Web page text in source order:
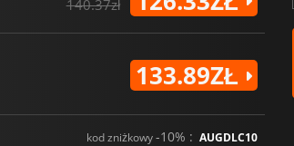
140.37zł
133.89ZŁ
kod zniżkowy-10% : AUGDLC10